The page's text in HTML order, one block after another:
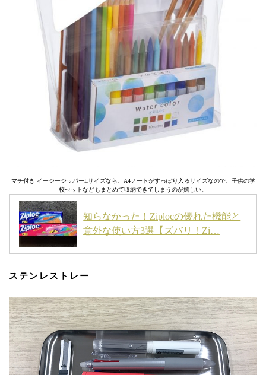
マチ付き イージージッパーLサイズなら、A4ノートがすっぽり入るサイズなので、子供の学
校セットなどもまとめて収納できてしまうのが嬉しい。
知らなかった！Ziplocの優れた機能と
意外な使い方3選【ズバリ！Zi…
ステンレストレー